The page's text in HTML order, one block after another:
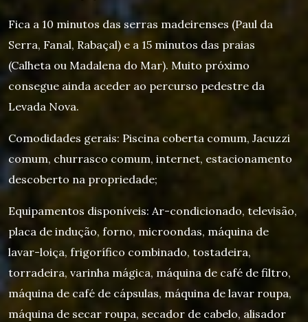
Fica a 10 minutos das serras madeirenses (Paul da
Serra, Fanal, Rabaçal) e a 15 minutos das praias
(Calheta ou Madalena do Mar). Muito próximo
consegue ainda aceder ao percurso pedestre da
Levada Nova.
Comodidades gerais: Piscina coberta comum, Jacuzzi
comum, churrasco comum, internet, estacionamento
descoberto na propriedade;
Equipamentos disponíveis: Ar-condicionado, televisão,
placa de indução, forno, microondas, máquina de
lavar-loiça, frigorífico combinado, tostadeira,
torradeira, varinha mágica, máquina de café de filtro,
máquina de café de cápsulas, máquina de lavar roupa,
máquina de secar roupa, secador de cabelo, alisador